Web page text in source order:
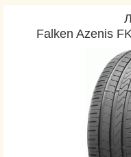
Falken Azenis